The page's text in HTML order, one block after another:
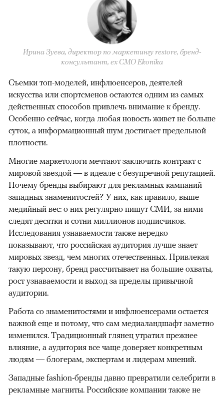
Ирина Зуева, директор по маркетингу restore, бренд-
консультант, eх CMO Ekonika
Съемки топ-моделей, инфлюенсеров, деятелей
искусства или спортсменов остаются одним из самых
действенных способов привлечь внимание к бренду.
Особенно сейчас, когда любая новость живет не больше
суток, а информационный шум достигает предельной
плотности.
Многие маркетологи мечтают заключить контракт с
мировой звездой — в идеале с безупречной репутацией.
Почему бренды выбирают для рекламных кампаний
западных знаменитостей? У них, как правило, выше
медийный вес: о них регулярно пишут СМИ, за ними
следят десятки и сотни миллионов подписчиков.
Исследования узнаваемости также нередко
показывают, что российская аудитория лучше знает
мировых звезд, чем многих отечественных. Привлекая
такую персону, бренд рассчитывает на большие охваты,
рост узнаваемости и выход за пределы привычной
аудитории.
Работа со знаменитостями и инфлюенсерами остается
важной еще и потому, что сам медиаландшафт заметно
изменился. Традиционный глянец утратил прежнее
влияние, а аудитория все чаще доверяет конкретным
людям — блогерам, экспертам и лидерам мнений.
Западные fashion-бренды давно превратили селебрити в
рекламные магниты. Российские компании также не